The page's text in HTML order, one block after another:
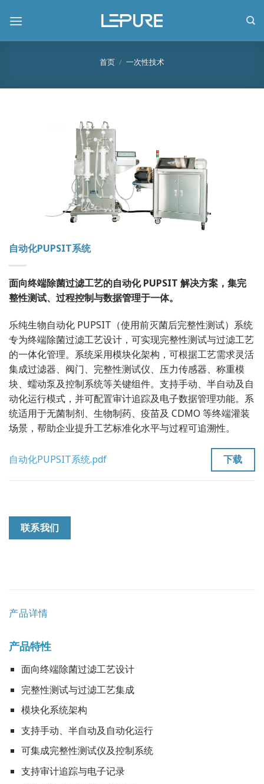
首页 / 一次性技术
自动化PUPSIT系统
面向终端除菌过滤工艺的自动化 PUPSIT 解决方案，集完
整性测试、过程控制与数据管理于一体。
乐纯生物自动化 PUPSIT（使用前灭菌后完整性测试）系统
专为终端除菌过滤工艺设计，可实现完整性测试与过滤工艺
的一体化管理。系统采用模块化架构，可根据工艺需求灵活
集成过滤器、阀门、完整性测试仪、压力传感器、称重模
块、蠕动泵及控制系统等关键组件。支持手动、半自动及自
动化运行模式，并可配置审计追踪及电子数据管理功能。系
统适用于无菌制剂、生物制药、疫苗及 CDMO 等终端灌装
场景，帮助企业提升工艺标准化水平与过程可追溯性。
自动化PUPSIT系统.pdf 下载
联系我们
产品详情
产品特性
面向终端除菌过滤工艺设计
完整性测试与过滤工艺集成
模块化系统架构
支持手动、半自动及自动化运行
可集成完整性测试仪及控制系统
支持审计追踪与电子记录